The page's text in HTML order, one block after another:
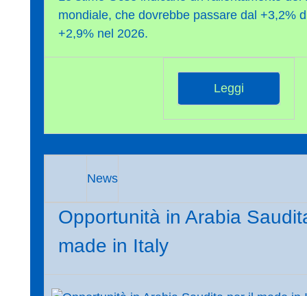
mondiale, che dovrebbe passare dal +3,2%
+2,9% nel 2026.
Leggi
News
Opportunità in Arabia
made in Italy